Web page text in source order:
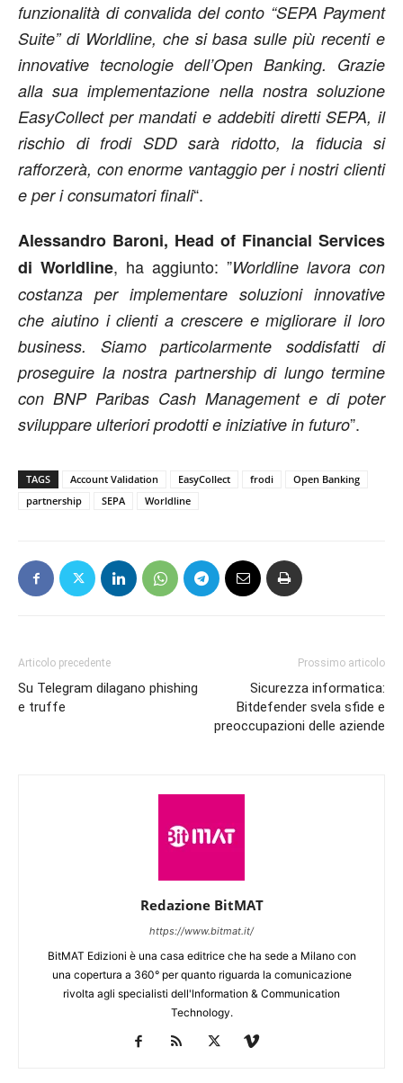
funzionalità di convalida del conto “SEPA Payment
Suite” di Worldline, che si basa sulle più recenti e
innovative tecnologie dell’Open Banking. Grazie
alla sua implementazione nella nostra soluzione
EasyCollect per mandati e addebiti diretti SEPA, il
rischio di frodi SDD sarà ridotto, la fiducia si
rafforzerà, con enorme vantaggio per i nostri clienti
e per i consumatori finali“.
Alessandro Baroni, Head of Financial Services
di Worldline, ha aggiunto: ”Worldline lavora con
costanza per implementare soluzioni innovative
che aiutino i clienti a crescere e migliorare il loro
business. Siamo particolarmente soddisfatti di
proseguire la nostra partnership di lungo termine
con BNP Paribas Cash Management e di poter
sviluppare ulteriori prodotti e iniziative in futuro”.
TAGS Account Validation EasyCollect frodi
Open Banking
partnership
SEPA Worldline
Articolo precedente
Su Telegram dilagano phishing
e truffe
Prossimo articolo
Sicurezza informatica:
Bitdefender svela sfide e
preoccupazioni delle aziende
Redazione BitMAT
https://www.bitmat.it/
BitMAT Edizioni è una casa editrice che ha sede a Milano con
una copertura a 360° per quanto riguarda la comunicazione
rivolta agli specialisti dell'lnformation & Communication
Technology.